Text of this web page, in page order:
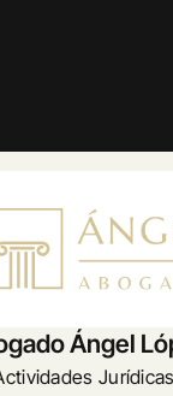
MUSIC
Actividades